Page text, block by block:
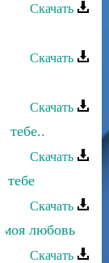
Скачать
Скачать
Скачать
тебе..
Скачать
тебе
Скачать
моя любовь
Скачать